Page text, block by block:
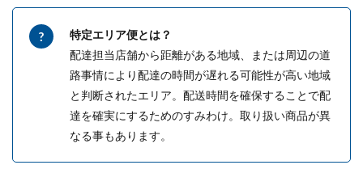
たい場
合はど
特定エリア便とは？
配達担当店舗から距離がある地域、または周辺の道
路事情により配達の時間が遅れる可能性が高い地域
と判断されたエリア。配送時間を確保することで配
達を確実にするためのすみわけ。取り扱い商品が異
なる事もあります。